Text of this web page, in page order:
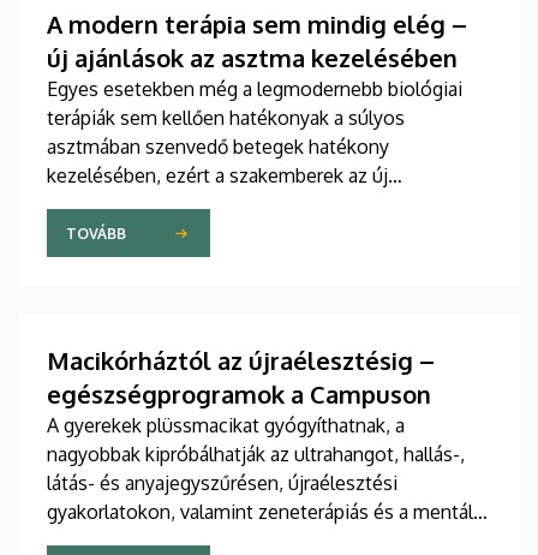
A modern terápia sem mindig elég –
új ajánlások az asztma kezelésében
Egyes esetekben még a legmodernebb biológiai
terápiák sem kellően hatékonyak a súlyos
asztmában szenvedő betegek hatékony
kezelésében, ezért a szakemberek az új
gyógyszerek kifejlesztésére irányuló kutatások
felgyorsítását sürgetik. A témában a közelmúltban
jelent meg tanulmány a világ egyik legrangosabb
szerzője a Debreceni Egyetem egyetemi tanára.
TOVÁBB
Macikórháztól az újraélesztésig –
egészségprogramok a Campuson
A gyerekek plüssmacikat gyógyíthatnak, a
nagyobbak kipróbálhatják az ultrahangot, hallás-,
látás- és anyajegyszűrésen, újraélesztési
gyakorlatokon, valamint zeneterápiás és a mentális
egészséget támogató prevenciós foglalkozásokon